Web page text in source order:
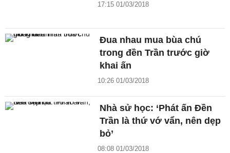
17:15 01/03/2018
Đua nhau mua bùa chú
trong đền Trần trước giờ
khai ấn
10:26 01/03/2018
Nhà sử học: ‘Phát ấn Đền
Trần là thứ vớ vẩn, nên dẹp
bỏ’
08:08 01/03/2018